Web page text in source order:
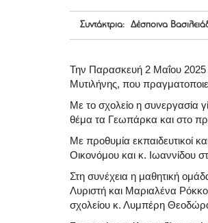
Συντάκτρια: Δέσποινα
Την Παρασκευή 2 Μαΐου 2025
Μυτιλήνης, που
Με το σχολείο η συνεργασία
θέμα τα Γεωπάρκα και στο
Με προθυμία εκπαιδευτικοί
Οικονόμου και κ. Ιωαννίδου
Στη συνέχεια η μαθητική
Λυριστή και Μαριαλένα
σχολείου κ. Λυμπέρη